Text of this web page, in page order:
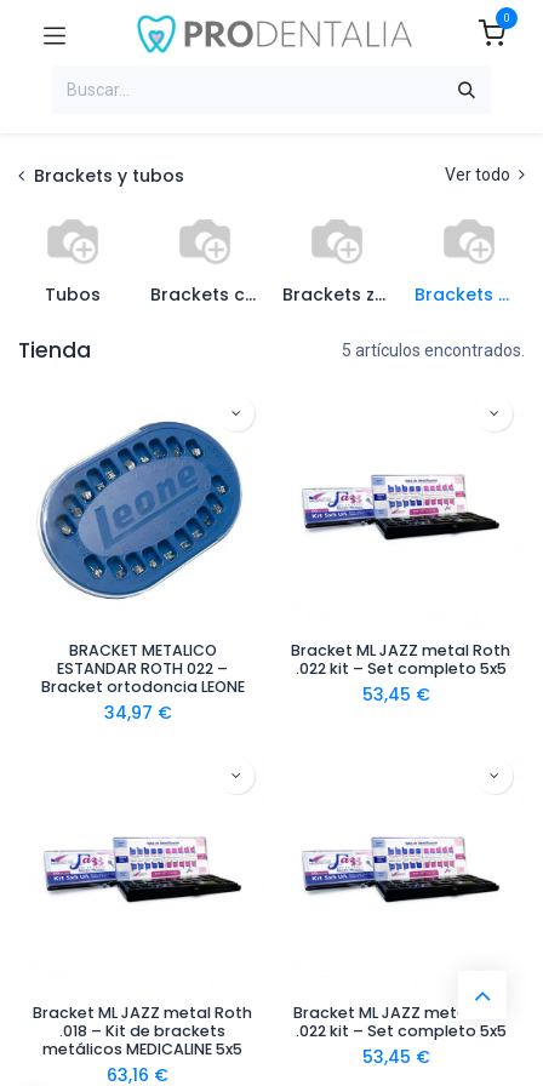
0
Brackets y tubos Ver todo
Tubos Brackets cerámicos Brackets zafiro Brackets metálicos
Tienda 5 artículos encontrados.
BRACKET METALICO
ESTANDAR ROTH 022 –
Bracket ortodoncia LEONE
34,97 €
Bracket ML JAZZ metal Roth
.022 kit – Set completo 5x5
53,45 €
Bracket ML JAZZ metal Roth
.018 – Kit de brackets
metálicos MEDICALINE 5x5
63,16 €
Bracket ML JAZZ metal MBT
.022 kit – Set completo 5x5
53,45 €